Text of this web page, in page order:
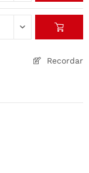
Recordar